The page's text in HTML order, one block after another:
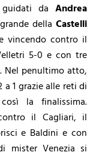
guidati da Andrea
della Castelli
vincendo contro il
5-0 e con tre
Nel penultimo atto,
1 grazie alle reti di
la finalissima.
il Cagliari, il
e Baldini e con
mister Venezia si